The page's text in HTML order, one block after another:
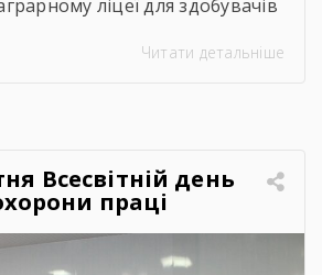
ліцеї для здобувачів
Всіх учасників заходу
заступник директора з
роботи Сергій
абітурієнтів було
Читати детальніше
Всесвітній день
праці